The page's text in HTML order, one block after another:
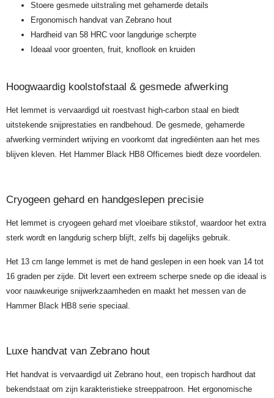
Stoere gesmede uitstraling met gehamerde details
Ergonomisch handvat van Zebrano hout
Hardheid van 58 HRC voor langdurige scherpte
Ideaal voor groenten, fruit, knoflook en kruiden
Hoogwaardig koolstofstaal & gesmede afwerking
Het lemmet is vervaardigd uit roestvast high-carbon staal en biedt
uitstekende snijprestaties en randbehoud. De gesmede, gehamerde
afwerking vermindert wrijving en voorkomt dat ingrediënten aan het mes
blijven kleven. Het Hammer Black HB8 Officemes biedt deze voordelen.
Cryogeen gehard en handgeslepen precisie
Het lemmet is cryogeen gehard met vloeibare stikstof, waardoor het extra
sterk wordt en langdurig scherp blijft, zelfs bij dagelijks gebruik.
Het 13 cm lange lemmet is met de hand geslepen in een hoek van 14 tot
16 graden per zijde. Dit levert een extreem scherpe snede op die ideaal is
voor nauwkeurige snijwerkzaamheden en maakt het messen van de
Hammer Black HB8 serie speciaal.
Luxe handvat van Zebrano hout
Het handvat is vervaardigd uit Zebrano hout, een tropisch hardhout dat
bekendstaat om zijn karakteristieke streeppatroon. Het ergonomische